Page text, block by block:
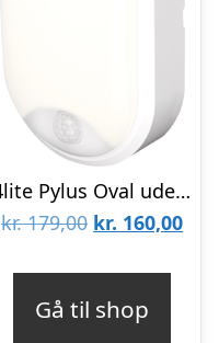
4lite Pylus Oval udendørs væglampe med sensor, hvid
kr.179,00 Den
var:
kr. 160,00Den
Gå til shop